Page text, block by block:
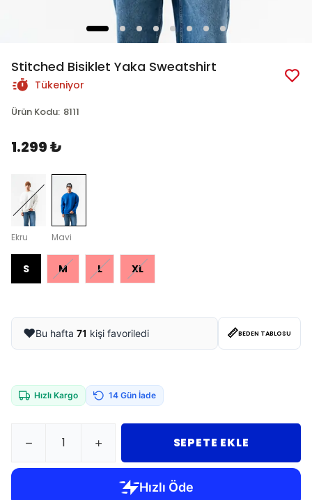
Stitched Bisiklet Yaka Sweatshirt
Tükeniyor
Ürün Kodu: 8111
1.299 ₺
Ekru Mavi
S M L XL
❤️Bu hafta 71 kişi favoriledi 📏BEDEN TABLOSU
Hızlı Kargo 14 Gün İade
SEPETE EKLE